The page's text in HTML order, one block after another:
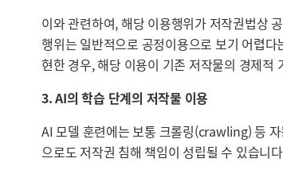
이와 관련하여, 해당 이용행위가 저작권법상
행위는 일반적으로 공정이용으로 보기 어렵
현한 경우, 해당 이용이 기존 저작물의 경제적
3. AI의 학습 단계의 저작물 이용
AI 모델 훈련에는 보통 크롤링(crawling) 등
으로도 저작권 침해 책임이 성립될 수 있습니